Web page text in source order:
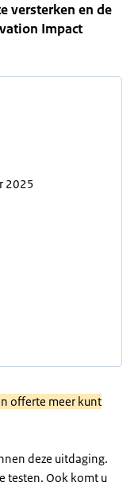
versterken en de
Impact
2025
offerte meer kunt
deze uitdaging.
testen. Ook komt u